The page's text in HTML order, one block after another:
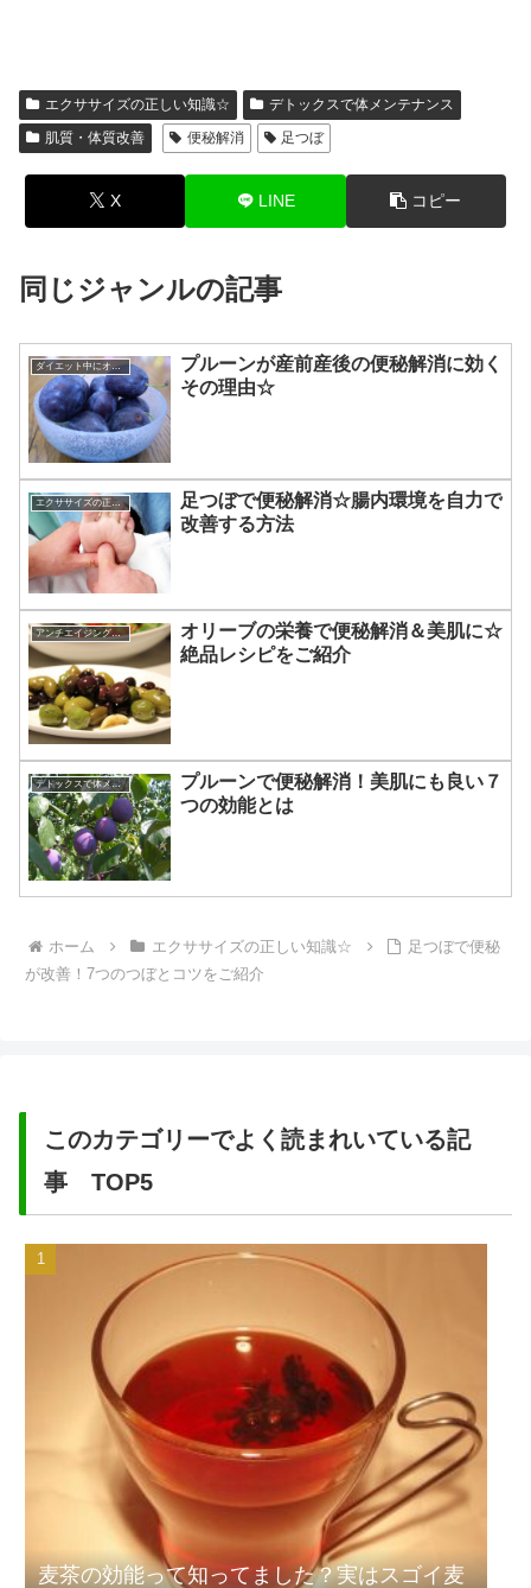
エクササイズの正しい知識☆
デトックスで体メンテナンス
肌質・体質改善
便秘解消 足つぼ
X LINE コピー
同じジャンルの記事
ダイエット中にオススメの食材
プルーンが産前産後の便秘解消に効く
その理由☆
エクササイズの正しい知識☆
足つぼで便秘解消☆腸内環境を自力で
改善する方法
アンチエイジングに効く食べ物
オリーブの栄養で便秘解消＆美肌に☆
絶品レシピをご紹介
デトックスで体メンテナンス
プルーンで便秘解消！美肌にも良い７
つの効能とは
ホーム エクササイズの正しい知識☆
足つぼで便秘
が改善！7つのつぼとコツをご紹介
このカテゴリーでよく読まれいている記
事 TOP5
麦茶の効能って知ってました？実はスゴイ麦